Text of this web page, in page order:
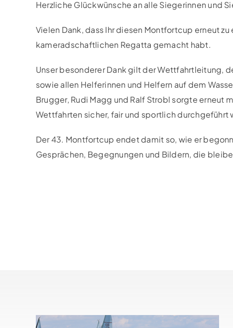
Herzliche Glückwünsche an alle Siegerinnen und
Vielen Dank, dass Ihr diesen Montfortcup erneut
kameradschaftlichen Regatta gemacht habt.
Unser besonderer Dank gilt der Wettfahrtleitung,
sowie allen Helferinnen und Helfern auf dem
Brugger, Rudi Magg und Ralf Strobl sorgte erneut
Wettfahrten sicher, fair und sportlich durchgeführt
Der 43. Montfortcup endet damit so, wie er
Gesprächen, Begegnungen und Bildern, die